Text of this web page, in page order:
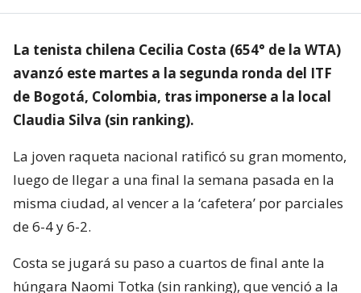
La tenista chilena Cecilia Costa (654° de la WTA)
avanzó este martes a la segunda ronda del ITF
de Bogotá, Colombia, tras imponerse a la local
Claudia Silva (sin ranking).
La joven raqueta nacional ratificó su gran momento,
luego de llegar a una final la semana pasada en la
misma ciudad, al vencer a la ‘cafetera’ por parciales
de 6-4 y 6-2.
Costa se jugará su paso a cuartos de final ante la
húngara Naomi Totka (sin ranking), que venció a la